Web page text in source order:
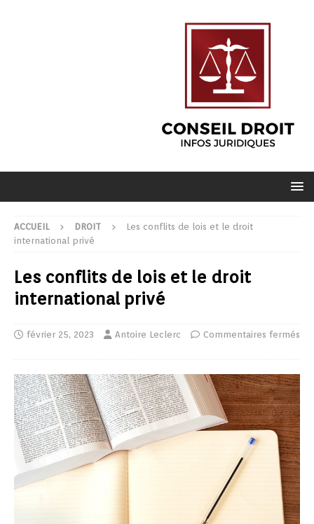
ACCUEIL DROIT
Les conflits de lois et le droit
international privé
Les conflits de lois et le droit
international privé
février 25, 2023 Antoire Leclerc Commentaires fermés